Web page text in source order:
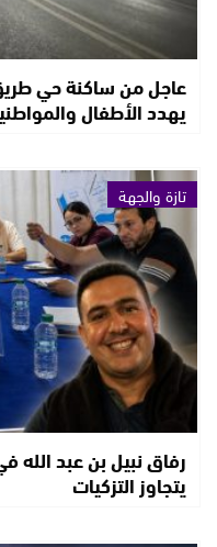
عاجل من ساكنة حي
يهدد الأطفال
تازة والجهة
رفاق نبيل بن عبد الله
يتجاوز التزكيات